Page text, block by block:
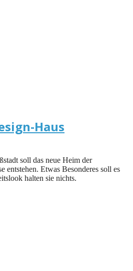
Haus
soll das neue Heim der
entstehen. Etwas Besonderes soll es
halten sie nichts.